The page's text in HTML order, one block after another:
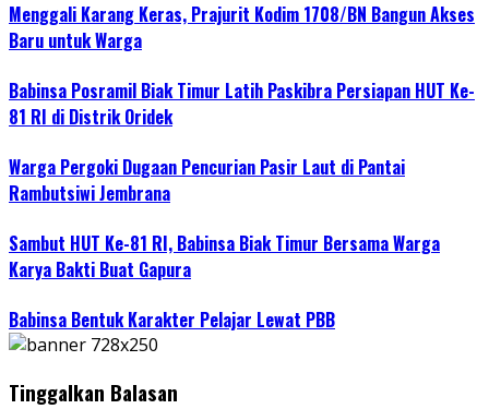
Menggali Karang Keras, Prajurit Kodim 1708/BN Bangun Akses
Baru untuk Warga
Babinsa Posramil Biak Timur Latih Paskibra Persiapan HUT Ke-
81 RI di Distrik Oridek
Warga Pergoki Dugaan Pencurian Pasir Laut di Pantai
Rambutsiwi Jembrana
Sambut HUT Ke-81 RI, Babinsa Biak Timur Bersama Warga
Karya Bakti Buat Gapura
Babinsa Bentuk Karakter Pelajar Lewat PBB
Tinggalkan Balasan